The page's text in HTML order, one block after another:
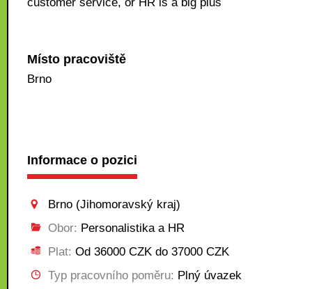
Místo pracoviště
Brno
Informace o pozici
Brno (Jihomoravský kraj)
Obor: Personalistika a HR
Plat: Od 36000 CZK do 37000 CZK
Typ pracovního poměru: Plný úvazek